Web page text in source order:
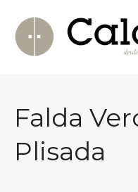
Falda
Plisada